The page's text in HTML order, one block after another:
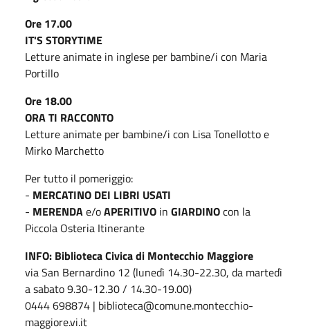
Ore 17.00
IT'S STORYTIME
Letture animate in inglese per bambine/i con Maria
Portillo
Ore 18.00
ORA TI RACCONTO
Letture animate per bambine/i con Lisa Tonellotto e
Mirko Marchetto
Per tutto il pomeriggio:
- MERCATINO DEI LIBRI USATI
- MERENDAe/oAPERITIVO in GIARDINOcon la
Piccola Osteria Itinerante
INFO: Biblioteca Civica di Montecchio Maggiore
via San Bernardino 12 (lunedì 14.30-22.30, da martedì
a sabato 9.30-12.30 / 14.30-19.00)
0444 698874 | biblioteca@comune.montecchio-
maggiore.vi.it